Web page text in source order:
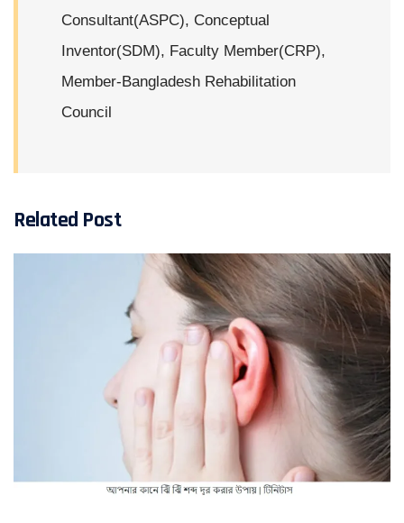
Consultant(ASPC), Conceptual
Inventor(SDM), Faculty Member(CRP),
Member-Bangladesh Rehabilitation
Council
Related Post